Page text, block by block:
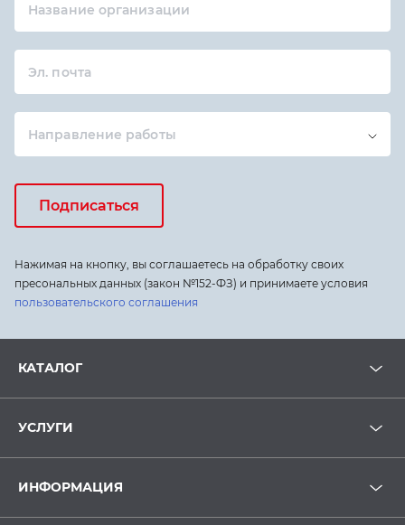
Название организации
Эл. почта
Направление работы
Подписаться
Нажимая на кнопку, вы соглашаетесь на обработку своих
пресональных данных (закон №152-ФЗ) и принимаете условия
пользовательского соглашения
КАТАЛОГ
УСЛУГИ
ИНФОРМАЦИЯ